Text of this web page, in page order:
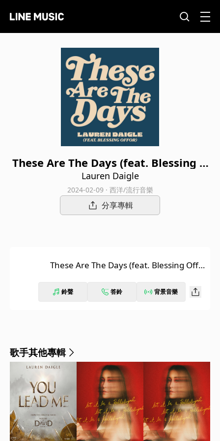
These Are The Days (feat. Blessing O
ffor)
Lauren Daigle
2024-02-09 · 西洋/流行音樂
分享專輯
These Are The Days (feat. Blessing Offo
鈴聲 答鈴 背景音樂
歌手其他專輯